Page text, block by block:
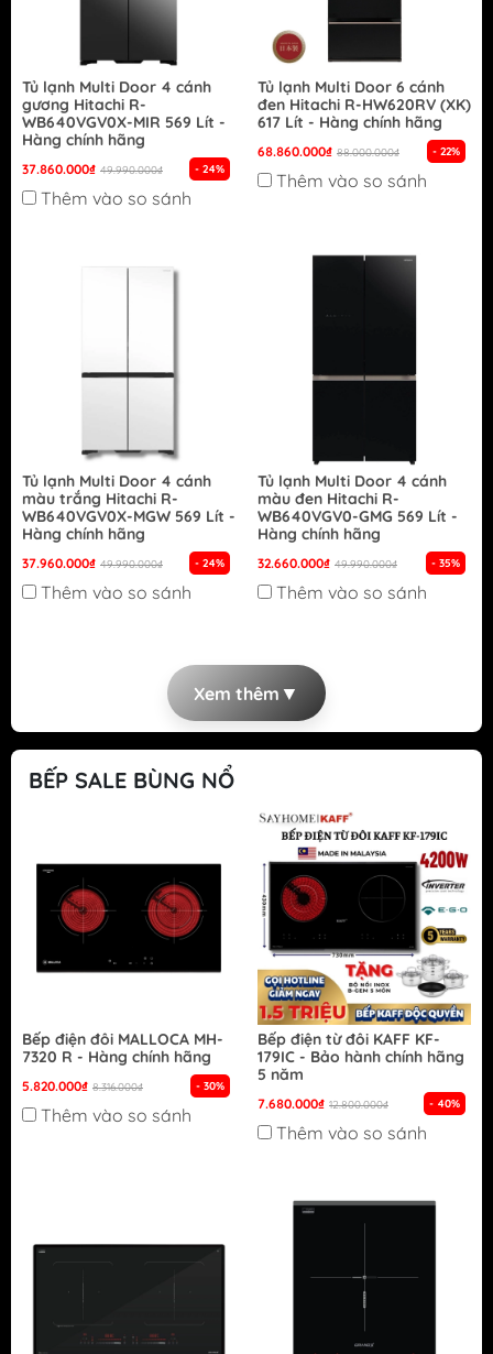
Tủ lạnh Multi Door 4 cánh
gương Hitachi R-
WB640VGV0X-MIR 569 Lít -
Hàng chính hãng
37.860.000₫ 49.990.000₫ - 24%
Thêm vào so sánh
Tủ lạnh Multi Door 6 cánh
đen Hitachi R-HW620RV (XK)
617 Lít - Hàng chính hãng
68.860.000₫ 88.000.000₫ - 22%
Thêm vào so sánh
Tủ lạnh Multi Door 4 cánh
màu trắng Hitachi R-
WB640VGV0X-MGW 569 Lít -
Hàng chính hãng
37.960.000₫ 49.990.000₫ - 24%
Thêm vào so sánh
Tủ lạnh Multi Door 4 cánh
màu đen Hitachi R-
WB640VGV0-GMG 569 Lít -
Hàng chính hãng
32.660.000₫ 49.990.000₫ - 35%
Thêm vào so sánh
Xem thêm ▼
BẾP SALE BÙNG NỔ
Bếp điện đôi MALLOCA MH-
7320 R - Hàng chính hãng
5.820.000₫ 8.316.000₫ - 30%
Thêm vào so sánh
Bếp điện từ đôi KAFF KF-
179IC - Bảo hành chính hãng
5 năm
7.680.000₫ 12.800.000₫ - 40%
Thêm vào so sánh